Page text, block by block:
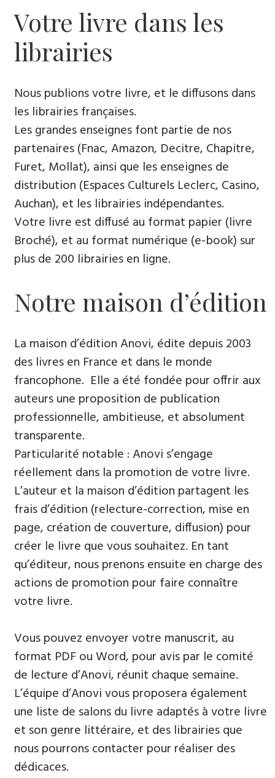
Votre livre dans les
librairies
Nous publions votre livre, et le diffusons dans
les librairies françaises​.
Les grandes enseignes font partie de nos
partenaires (Fnac, Amazon, Decitre, Chapitre,
Furet, Mollat), ainsi que les enseignes de
distribution (Espaces Culturels Leclerc, Casino,
Auchan), et les librairies indépendantes.
Votre livre est diffusé au format papier (livre
Broché), et au format numérique (e-book) sur
plus de 200 librairies en ligne.
Notre maison d’édition
La maison d’édition Anovi, édite depuis 2003
des livres en France et dans le monde
francophone. Elle a été fondée pour offrir aux
auteurs une proposition de publication
professionnelle, ambitieuse, et absolument
transparente.
Particularité notable : Anovi s’engage
réellement dans la promotion de votre livre.
L’auteur et la maison d’édition partagent les
frais d’édition (relecture-correction, mise en
page, création de couverture, diffusion) pour
créer le livre que vous souhaitez. En tant
qu’éditeur, nous prenons ensuite en charge des
actions de promotion pour faire connaître
votre livre.
Vous pouvez envoyer votre manuscrit, au
format PDF ou Word, pour avis par le comité
de lecture d’Anovi, réunit chaque semaine.
L’équipe d’Anovi vous proposera également
une liste de salons du livre adaptés à votre livre
et son genre littéraire, et des librairies que
nous pourrons contacter pour réaliser des
dédicaces.